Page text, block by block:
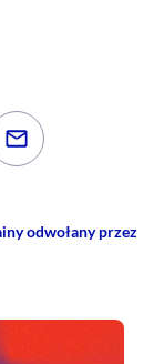
Twitterze
na
Udostępnij
odwołany przez